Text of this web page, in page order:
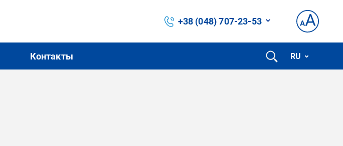
+38 (048) 707-23-53
Контакты RU